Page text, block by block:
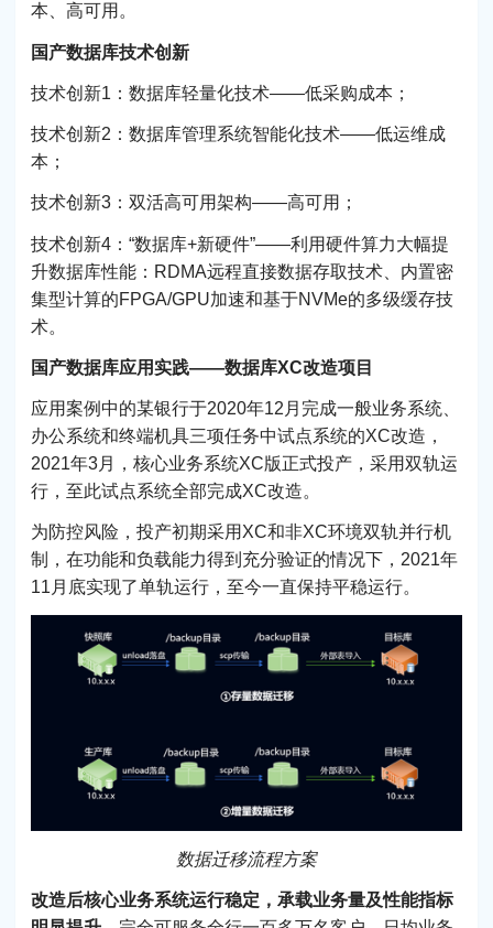
本、高可用。
国产数据库技术创新
技术创新1：数据库轻量化技术——低采购成本；
技术创新2：数据库管理系统智能化技术——低运维成
本；
技术创新3：双活高可用架构——高可用；
技术创新4：“数据库+新硬件”——利用硬件算力大幅提
升数据库性能：RDMA远程直接数据存取技术、内置密
集型计算的FPGA/GPU加速和基于NVMe的多级缓存技
术。
国产数据库应用实践——数据库XC改造项目
应用案例中的某银行于2020年12月完成一般业务系统、
办公系统和终端机具三项任务中试点系统的XC改造，
2021年3月，核心业务系统XC版正式投产，采用双轨运
行，至此试点系统全部完成XC改造。
为防控风险，投产初期采用XC和非XC环境双轨并行机
制，在功能和负载能力得到充分验证的情况下，2021年
11月底实现了单轨运行，至今一直保持平稳运行。
数据迁移流程方案
改造后核心业务系统运行稳定，承载业务量及性能指标